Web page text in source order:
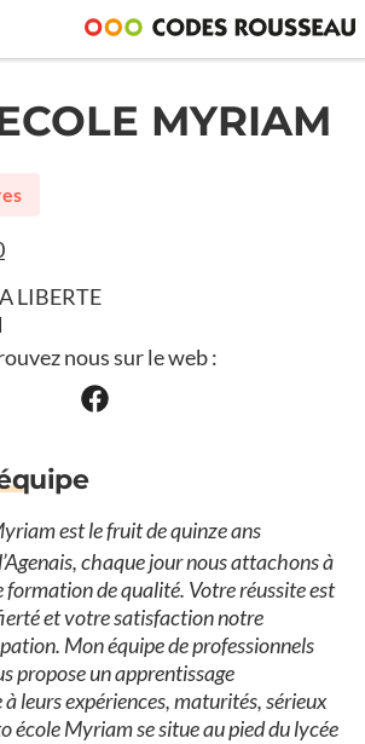
MYRIAM
LIBERTE
nous sur le web :
est le fruit de quinze ans
chaque jour nous attachons à
formation de qualité. Votre réussite est
et votre satisfaction notre
Mon équipe de professionnels
propose un apprentissage
leurs expériences, maturités, sérieux
école Myriam se situe au pied du lycée